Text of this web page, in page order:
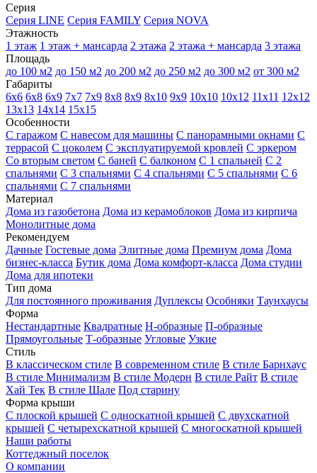
Серия
Серия LINE Серия FAMILY Серия NOVA
Этажность
1 этаж 1 этаж + мансарда 2 этажа 2 этажа + мансарда 3 этажа
Площадь
до 100 м2 до 150 м2 до 200 м2 до 250 м2 до 300 м2 от 300 м2
Габариты
6х6 6х8 6х9 7х7 7х9 8х8 8х9 8х10 9х9 10х10 10х12 11х11 12х12
13х13 14х14 15х15
Особенности
С гаражом С навесом для машины С панорамными окнами С
террасой С цоколем С эксплуатируемой кровлей С эркером
Со вторым светом С баней С балконом С 1 спальней С 2
спальнями С 3 спальнями С 4 спальнями С 5 спальнями С 6
спальнями С 7 спальнями
Материал
Дома из газобетона Дома из керамоблоков Дома из кирпича
Монолитные дома
Рекомендуем
Дачные Гостевые дома Элитные дома Премиум дома Дома
бизнес-класса Бутик дома Дома комфорт-класса Дома студии
Дома для ипотеки
Тип дома
Для постоянного проживания Дуплексы Особняки Таунхаусы
Форма
Нестандартные Квадратные Н-образные П-образные
Прямоугольные Т-образные Угловые Узкие
Стиль
В классическом стиле В современном стиле В стиле Барнхаус
В стиле Минимализм В стиле Модерн В стиле Райт В стиле
Хай Тек В стиле Шале Под старину
Форма крыши
С плоской крышей С односкатной крышей С двухскатной
крышей С четырехскатной крышей С многоскатной крышей
Наши работы
Коттеджный поселок
О компании